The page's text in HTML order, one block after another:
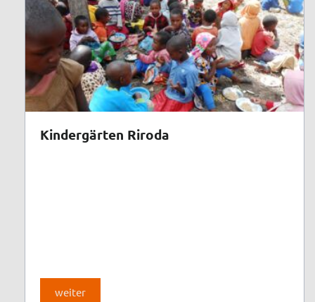
Kindergärten Riroda
weiter